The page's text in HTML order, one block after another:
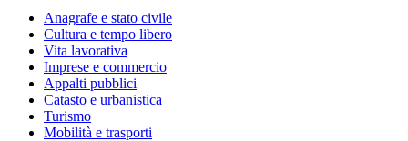
Anagrafe e stato civile
Cultura e tempo libero
Vita lavorativa
Imprese e commercio
Appalti pubblici
Catasto e urbanistica
Turismo
Mobilità e trasporti